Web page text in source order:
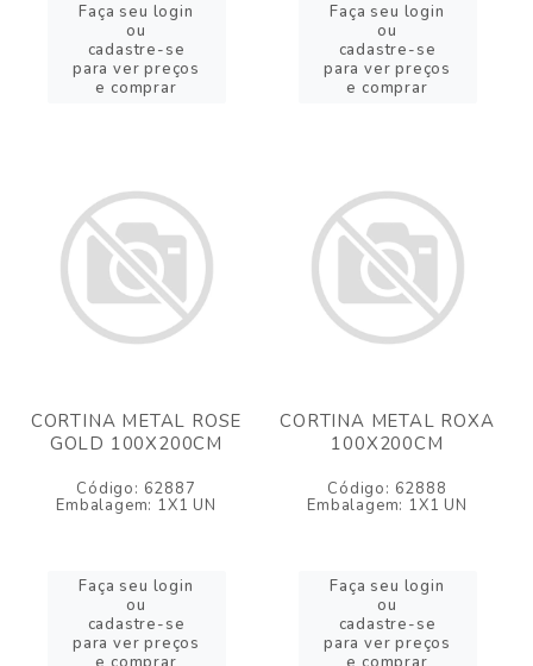
Faça seu login
ou
cadastre-se
para ver preços
e comprar
Faça seu login
ou
cadastre-se
para ver preços
e comprar
CORTINA METAL ROSE
GOLD 100X200CM
Código: 62887
Embalagem: 1X1 UN
Faça seu login
ou
cadastre-se
para ver preços
CORTINA METAL ROXA
100X200CM
Código: 62888
Embalagem: 1X1 UN
Faça seu login
ou
cadastre-se
para ver preços